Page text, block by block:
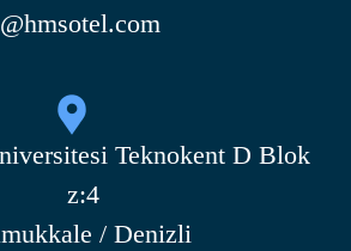
Teknokent D Blok
z:4
/ Denizli